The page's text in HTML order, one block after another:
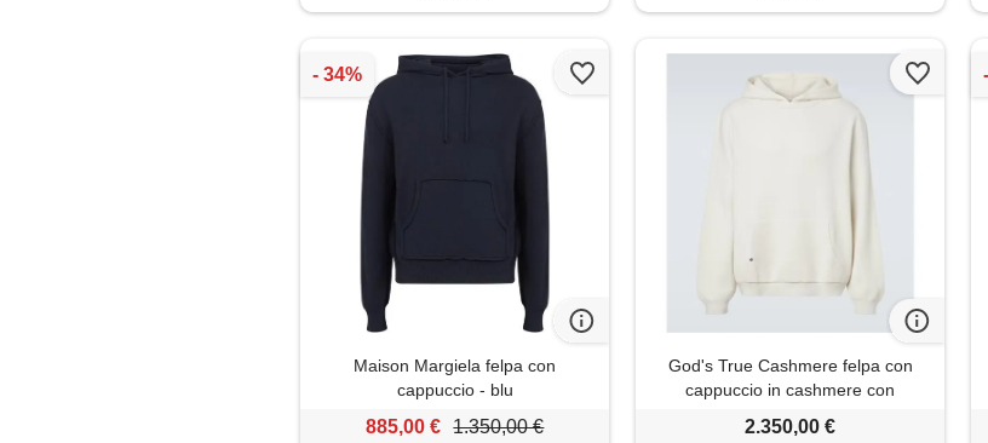
Maison Margiela felpa con
cappuccio - blu
885,00 € 1.350,00 €
God's True Cashmere felpa con
cappuccio in cashmere con
2.350,00 €